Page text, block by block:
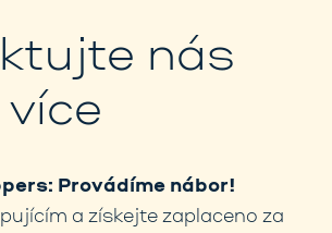
nás
Provádíme nábor!
a získejte zaplaceno za